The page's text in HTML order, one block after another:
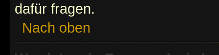
dafür fragen.
Nach oben